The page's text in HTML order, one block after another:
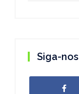
Siga-nos